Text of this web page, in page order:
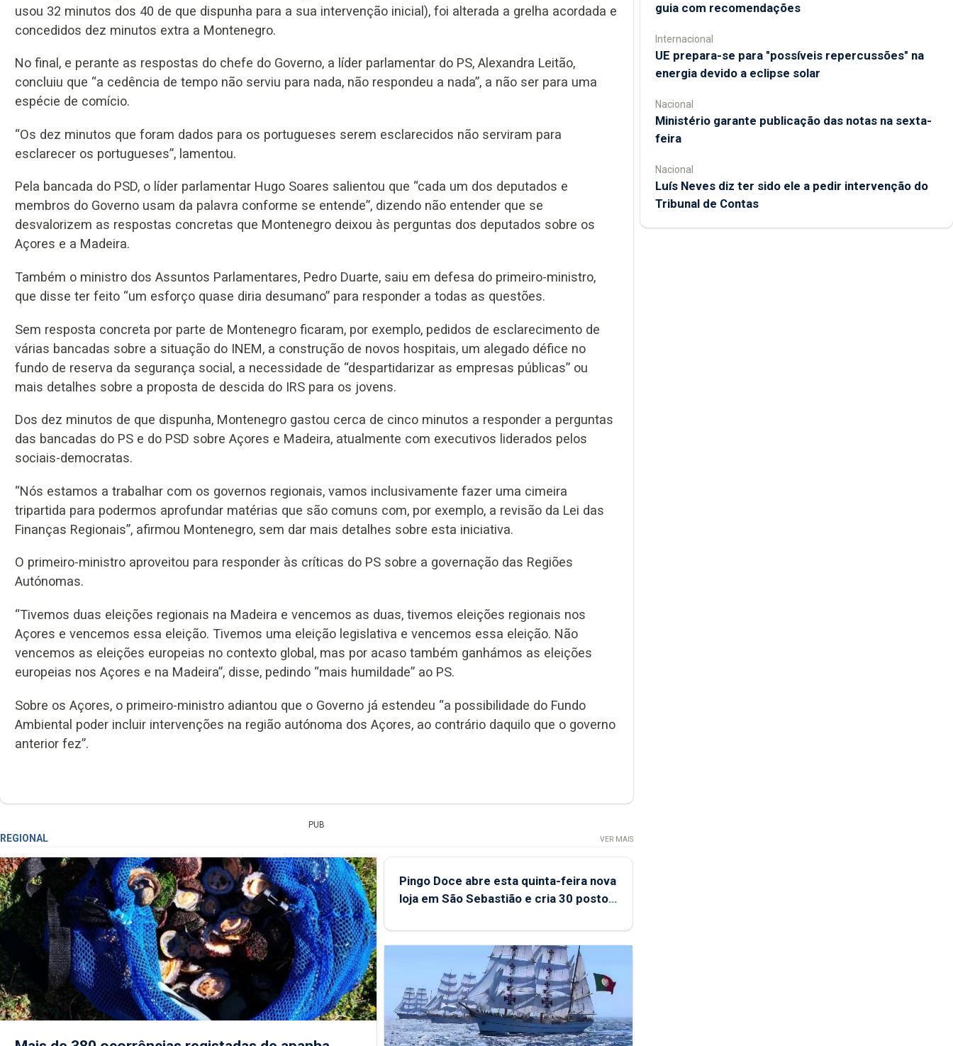
usou 32 minutos dos 40 de que dispunha para a sua intervenção inicial), foi alterada a grelha acordada e
concedidos dez minutos extra a Montenegro.
No final, e perante as respostas do chefe do Governo, a líder parlamentar do PS, Alexandra Leitão,
concluiu que “a cedência de tempo não serviu para nada, não respondeu a nada”, a não ser para uma
espécie de comício.
“Os dez minutos que foram dados para os portugueses serem esclarecidos não serviram para
esclarecer os portugueses”, lamentou.
Pela bancada do PSD, o líder parlamentar Hugo Soares salientou que “cada um dos deputados e
membros do Governo usam da palavra conforme se entende”, dizendo não entender que se
desvalorizem as respostas concretas que Montenegro deixou às perguntas dos deputados sobre os
Açores e a Madeira.
Também o ministro dos Assuntos Parlamentares, Pedro Duarte, saiu em defesa do primeiro-ministro,
que disse ter feito “um esforço quase diria desumano” para responder a todas as questões.
Sem resposta concreta por parte de Montenegro ficaram, por exemplo, pedidos de esclarecimento de
várias bancadas sobre a situação do INEM, a construção de novos hospitais, um alegado défice no
fundo de reserva da segurança social, a necessidade de “despartidarizar as empresas públicas” ou
mais detalhes sobre a proposta de descida do IRS para os jovens.
Dos dez minutos de que dispunha, Montenegro gastou cerca de cinco minutos a responder a perguntas
das bancadas do PS e do PSD sobre Açores e Madeira, atualmente com executivos liderados pelos
sociais-democratas.
“Nós estamos a trabalhar com os governos regionais, vamos inclusivamente fazer uma cimeira
tripartida para podermos aprofundar matérias que são comuns com, por exemplo, a revisão da Lei das
Finanças Regionais”, afirmou Montenegro, sem dar mais detalhes sobre esta iniciativa.
O primeiro-ministro aproveitou para responder às críticas do PS sobre a governação das Regiões
Autónomas.
“Tivemos duas eleições regionais na Madeira e vencemos as duas, tivemos eleições regionais nos
Açores e vencemos essa eleição. Tivemos uma eleição legislativa e vencemos essa eleição. Não
vencemos as eleições europeias no contexto global, mas por acaso também ganhámos as eleições
europeias nos Açores e na Madeira”, disse, pedindo “mais humildade” ao PS.
Sobre os Açores, o primeiro-ministro adiantou que o Governo já estendeu “a possibilidade do Fundo
Ambiental poder incluir intervenções na região autónoma dos Açores, ao contrário daquilo que o governo
anterior fez”.
PUB
REGIONAL VER MAIS
Pingo Doce abre esta quinta-feira nova
loja em São Sebastião e cria 30 postos
guia com recomendações
Internacional
UE prepara-se para "possíveis repercussões" na
energia devido a eclipse solar
Nacional
Ministério garante publicação das notas na sexta-
feira
Nacional
Luís Neves diz ter sido ele a pedir intervenção do
Tribunal de Contas